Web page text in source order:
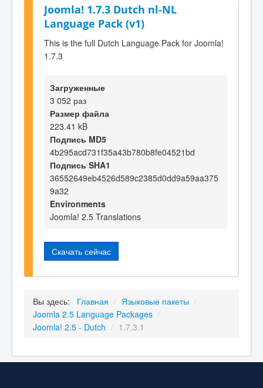
Joomla! 1.7.3 Dutch nl-NL
Language Pack (v1)
This is the full Dutch Language Pack for Joomla!
1.7.3
Загруженные
3 052 раз
Размер файла
223.41 kB
Подпись MD5
4b295acd731f35a43b780b8fe04521bd
Подпись SHA1
36552649eb4526d589c2385d0dd9a59aa375
9a32
Environments
Joomla! 2.5 Translations
Скачать сейчас
Вы здесь: Главная / Языковые пакеты /
Joomla 2.5 Language Packages /
Joomla! 2.5 - Dutch / 1.7.3.1